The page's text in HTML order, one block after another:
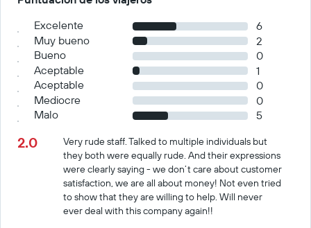
Excelente
6
Muy bueno
2
Bueno
0
Aceptable
1
Aceptable
0
Mediocre
0
Malo
5
2.0
Very rude staff. Talked to multiple individuals but
they both were equally rude. And their expressions
were clearly saying - we don’t care about customer
satisfaction, we are all about money! Not even tried
to show that they are willing to help. Will never
ever deal with this company again!!